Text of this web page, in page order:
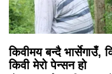
किवीमय बन्दै भार्सेगाउँ,
किवी मेरो पेन्सन हो